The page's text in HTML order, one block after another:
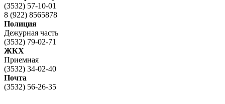
(3532) 57-10-01
8 (922) 8565878
Полиция
Дежурная часть
(3532) 79-02-71
ЖКХ
Приемная
(3532) 34-02-40
Почта
(3532) 56-26-35